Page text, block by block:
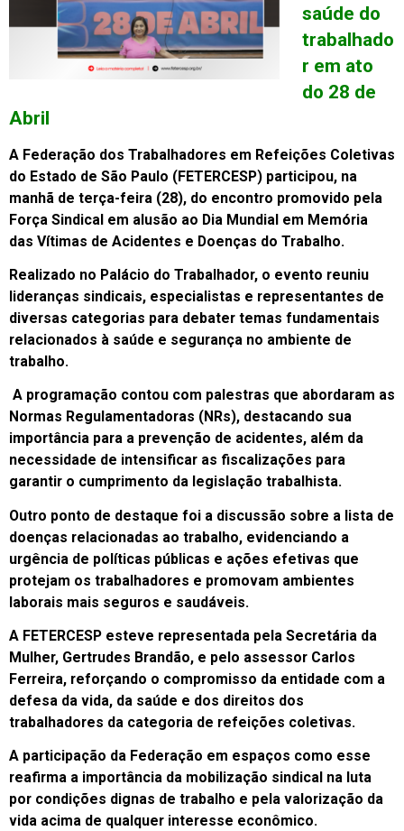
saúde do
trabalhado
r em ato
do 28 de
Abril
A Federação dos Trabalhadores em Refeições Coletivas
do Estado de São Paulo (FETERCESP) participou, na
manhã de terça-feira (28), do encontro promovido pela
Força Sindical em alusão ao Dia Mundial em Memória
das Vítimas de Acidentes e Doenças do Trabalho.
Realizado no Palácio do Trabalhador, o evento reuniu
lideranças sindicais, especialistas e representantes de
diversas categorias para debater temas fundamentais
relacionados à saúde e segurança no ambiente de
trabalho.
A programação contou com palestras que abordaram as
Normas Regulamentadoras (NRs), destacando sua
importância para a prevenção de acidentes, além da
necessidade de intensificar as fiscalizações para
garantir o cumprimento da legislação trabalhista.
Outro ponto de destaque foi a discussão sobre a lista de
doenças relacionadas ao trabalho, evidenciando a
urgência de políticas públicas e ações efetivas que
protejam os trabalhadores e promovam ambientes
laborais mais seguros e saudáveis.
A FETERCESP esteve representada pela Secretária da
Mulher, Gertrudes Brandão, e pelo assessor Carlos
Ferreira, reforçando o compromisso da entidade com a
defesa da vida, da saúde e dos direitos dos
trabalhadores da categoria de refeições coletivas.
A participação da Federação em espaços como esse
reafirma a importância da mobilização sindical na luta
por condições dignas de trabalho e pela valorização da
vida acima de qualquer interesse econômico.